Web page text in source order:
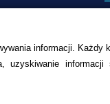
informacji. Każdy
uzyskiwanie informacji